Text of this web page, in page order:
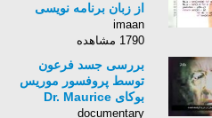
از زبان برنامه نویسی
زبان انگلیسی - بخش 177
imaan
1790 مشاهده
بررسی جسد فرعون
توسط پروفسور موریس
بوكای Dr. Maurice
Bucaille
documentary